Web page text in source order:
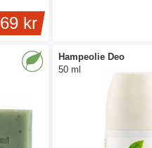
69 kr
Hampeolie Deo
50 ml